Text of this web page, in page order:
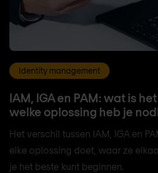
Identity management
IAM, IGA en PAM: wat is
welke oplossing heb je
Het verschil tussen IAM, IGA en
elke oplossing doet, waar ze
je het beste kunt beginnen.